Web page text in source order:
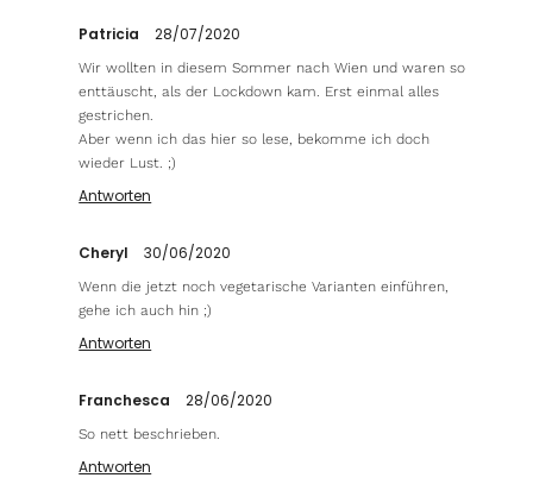
Patricia 28/07/2020
Wir wollten in diesem Sommer nach Wien und waren so
enttäuscht, als der Lockdown kam. Erst einmal alles
gestrichen.
Aber wenn ich das hier so lese, bekomme ich doch
wieder Lust. ;)
Antworten
Cheryl 30/06/2020
Wenn die jetzt noch vegetarische Varianten einführen,
gehe ich auch hin ;)
Antworten
Franchesca 28/06/2020
So nett beschrieben.
Antworten